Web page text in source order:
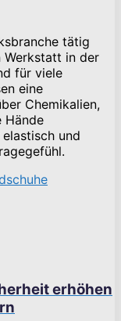
tätig
Werkstatt in der
für viele
eine
Chemikalien,
Hände
und
erhöhen